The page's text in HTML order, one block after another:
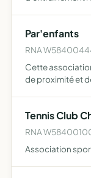
rémunération…
Par'enfants
RNA
Cette
de proximité et
Tennis Club
RNA
Association